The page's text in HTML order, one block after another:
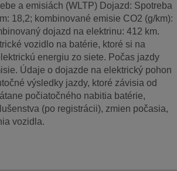
a emisiách (WLTP) Dojazd: Spotreba
18,2; kombinované emisie CO2 (g/km):
dojazd na elektrinu: 412 km.
vozidlo na batérie, ktoré si na
energiu zo siete. Počas jazdy
Údaje o dojazde na elektrický pohon
výsledky jazdy, ktoré závisia od
počiatočného nabitia batérie,
(po registrácii), zmien počasia,
vozidla.